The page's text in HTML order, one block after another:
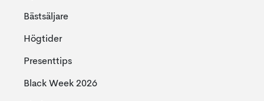
Bästsäljare
Högtider
Presenttips
Black Week 2026